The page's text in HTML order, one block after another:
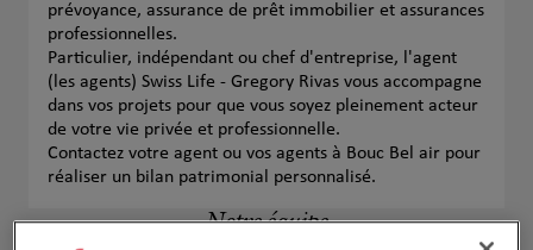
prévoyance, assurance de prêt immobilier et assurances
professionnelles.
Particulier, indépendant ou chef d'entreprise, l'agent
(les agents) Swiss Life - Gregory Rivas vous accompagne
dans vos projets pour que vous soyez pleinement acteur
de votre vie privée et professionnelle.
Contactez votre agent ou vos agents à Bouc Bel air pour
réaliser un bilan patrimonial personnalisé.
Notre équipe